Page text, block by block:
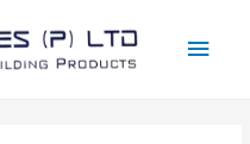
Main